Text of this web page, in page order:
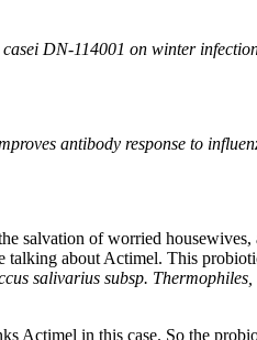
DN-114001 on winter
antibody response to
salvation of worried
talking about Actimel. This
salivarius subsp.
Actimel in this case. So the